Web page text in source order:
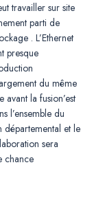
travailler sur site
parti de
. L’Ethernet
presque
du même
la fusion’est
l’ensemble du
départemental et le
sera
chance